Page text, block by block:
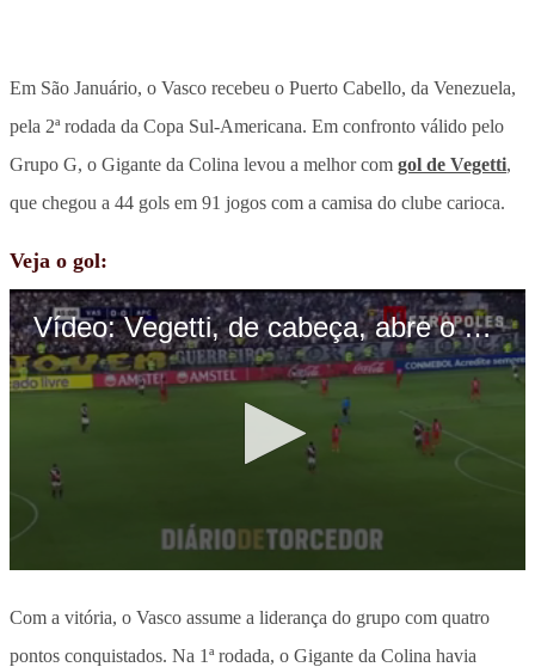
Em São Januário, o Vasco recebeu o Puerto Cabello, da Venezuela,
pela 2ª rodada da Copa Sul-Americana. Em confronto válido pelo
Grupo G, o Gigante da Colina levou a melhor com gol de Vegetti,
que chegou a 44 gols em 91 jogos com a camisa do clube carioca.
Veja o gol:
Com a vitória, o Vasco assume a liderança do grupo com quatro
pontos conquistados. Na 1ª rodada, o Gigante da Colina havia